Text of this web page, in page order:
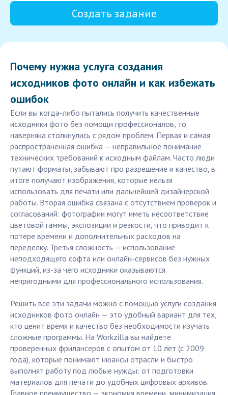
Создать задание
Почему нужна услуга создания
исходников фото онлайн и как избежать
ошибок
Если вы когда-либо пытались получить качественные
исходники фото без помощи профессионалов, то
наверняка столкнулись с рядом проблем. Первая и самая
распространённая ошибка — неправильное понимание
технических требований к исходным файлам. Часто люди
путают форматы, забывают про разрешение и качество, в
итоге получают изображения, которые нельзя
использовать для печати или дальнейшей дизайнерской
работы. Вторая ошибка связана с отсутствием проверок и
согласований: фотографии могут иметь несоответствие
цветовой гаммы, экспозиции и резкости, что приводит к
потере времени и дополнительных расходов на
переделку. Третья сложность — использование
неподходящего софта или онлайн-сервисов без нужных
функций, из-за чего исходники оказываются
непригодными для профессионального использования.
Решить все эти задачи можно с помощью услуги создания
исходников фото онлайн — это удобный вариант для тех,
кто ценит время и качество без необходимости изучать
сложные программы. На Workzilla вы найдете
проверенных фрилансеров с опытом от 10 лет (с 2009
года), которые понимают нюансы отрасли и быстро
выполнят работу под любые нужды: от подготовки
материалов для печати до удобных цифровых архивов.